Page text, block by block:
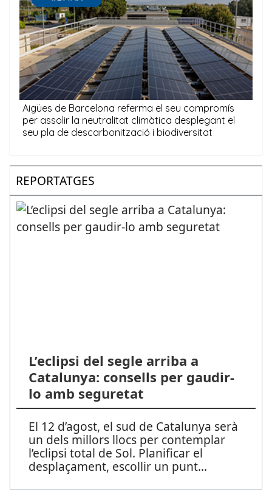
REPORTATGES
L’eclipsi del segle arriba a
Catalunya: consells per gaudir-
lo amb seguretat
El 12 d’agost, el sud de Catalunya serà
un dels millors llocs per contemplar
l’eclipsi total de Sol. Planificar el
desplaçament, escollir un punt...